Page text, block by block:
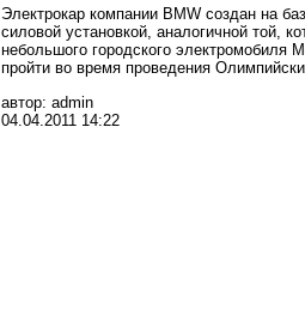
Электрокар компании BMW создан на
силовой установкой, аналогичной той,
небольшого городского электромобиля
пройти во время проведения
автор: admin
04.04.2011 14:22